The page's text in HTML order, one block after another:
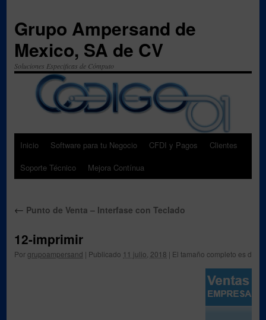
Grupo Ampersand de
Mexico, SA de CV
Soluciones Especificas de Cómputo
Saltar
al
Inicio Software para tu Negocio CFDI y Pagos
Clientes
Soporte Técnico
Mejora Contínua
← Punto de Venta – Interfase con Teclado
12-imprimir
Porgrupoampersand | Publicado 11 julio, 2018 | El tamaño completo es de